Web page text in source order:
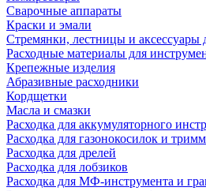
Сварочные аппараты
Краски и эмали
Стремянки, лестницы и аксессуары
Расходные материалы для
Крепежные изделия
Абразивные расходники
Кордщетки
Масла и смазки
Расходка для аккумуляторного
Расходка для газонокосилок и
Расходка для дрелей
Расходка для лобзиков
Расходка для МФ-инструмента и